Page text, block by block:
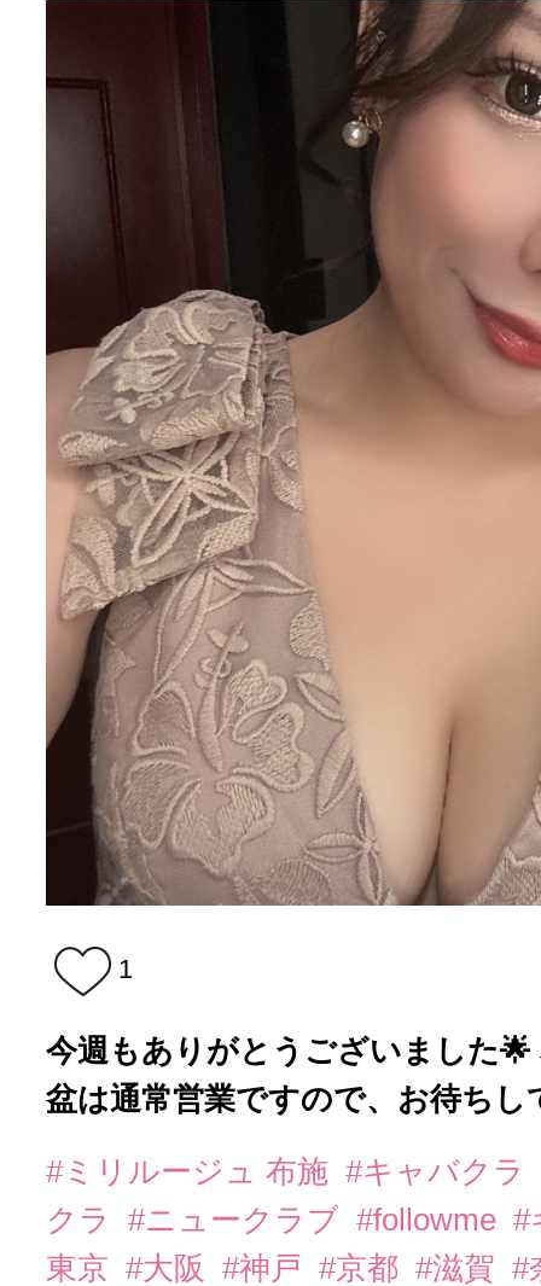
1
今週もありがとうございました🌟
盆は通常営業ですので、お待ちし
#ミリルージュ 布施 #キャバクラ
クラ
#ニュークラブ #followme #
東京 #大阪 #神戸 #京都 #滋賀 #